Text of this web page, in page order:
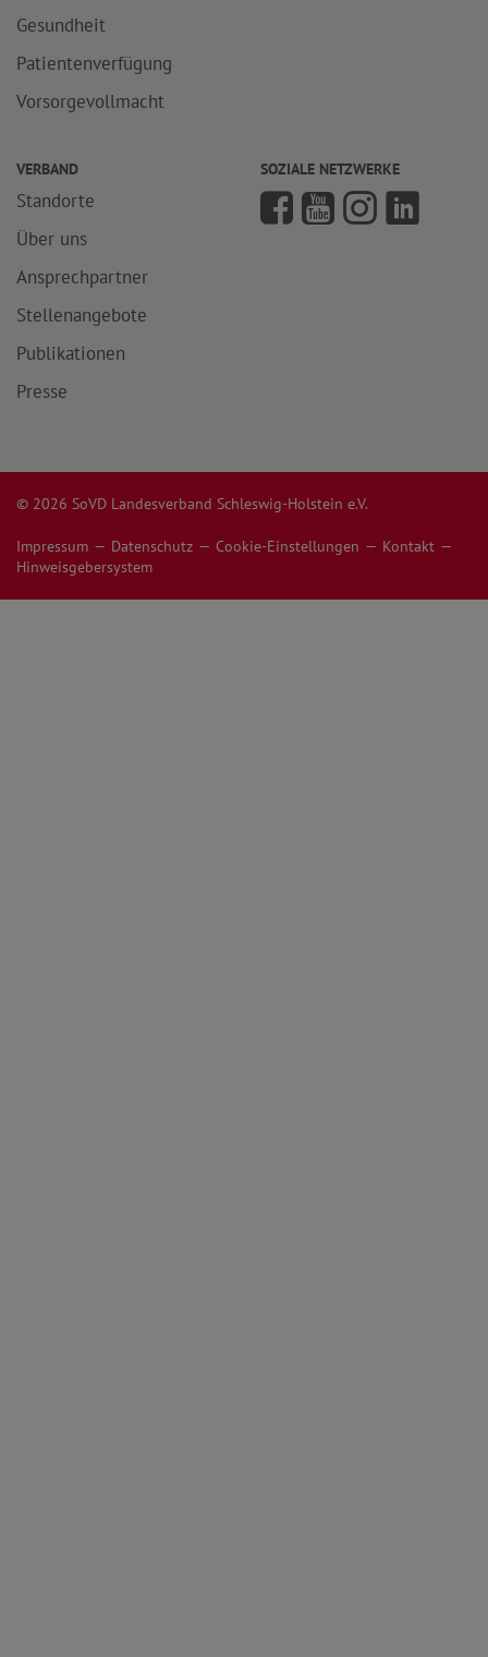
Gesundheit
Patientenverfügung
Vorsorgevollmacht
VERBAND
Standorte
Über uns
Ansprechpartner
Stellenangebote
Publikationen
Presse
SOZIALE NETZWERKE
© 2026 SoVD Landesverband Schleswig-Holstein e.V.
Impressum Datenschutz Cookie-Einstellungen
Kontakt
Hinweisgebersystem